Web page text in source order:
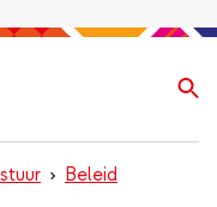
Beleid